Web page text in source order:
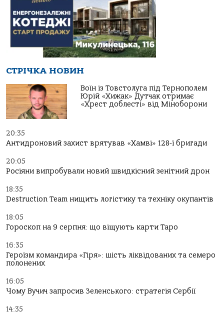
СТРІЧКА НОВИН
Воїн із Товстолуга під Тернополем
Юрій «Хижак» Дутчак отримає
«Хрест доблесті» від Міноборони
20:35
Антидроновий захист врятував «Хамві» 128-ї бригади
20:05
Росіяни випробували новий швидкісний зенітний дрон
18:35
Destruction Team нищить логістику та техніку окупантів
18:05
Гороскоп на 9 серпня: що віщують карти Таро
16:35
Героїзм командира «Гіря»: шість ліквідованих та семеро
полонених
16:05
Чому Вучич запросив Зеленського: стратегія Сербії
14:35